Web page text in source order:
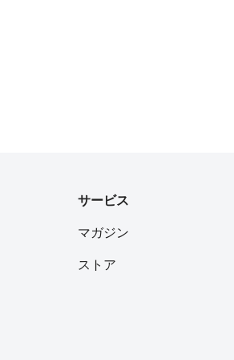
サービス
マガジン
ストア